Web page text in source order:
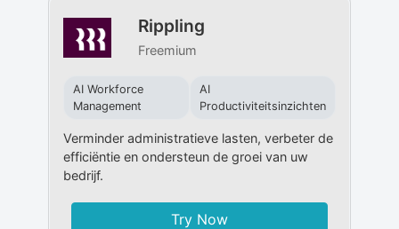
Rippling
Freemium
AI Workforce
Management
AI
Productiviteitsinzichten
Verminder administratieve lasten, verbeter de
efficiëntie en ondersteun de groei van uw
bedrijf.
Try Now